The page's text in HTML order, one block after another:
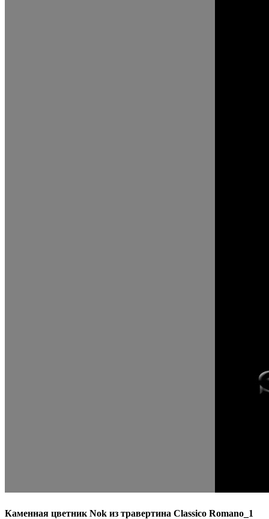
Каменная цветник Nok из травертина Classico Romano_1